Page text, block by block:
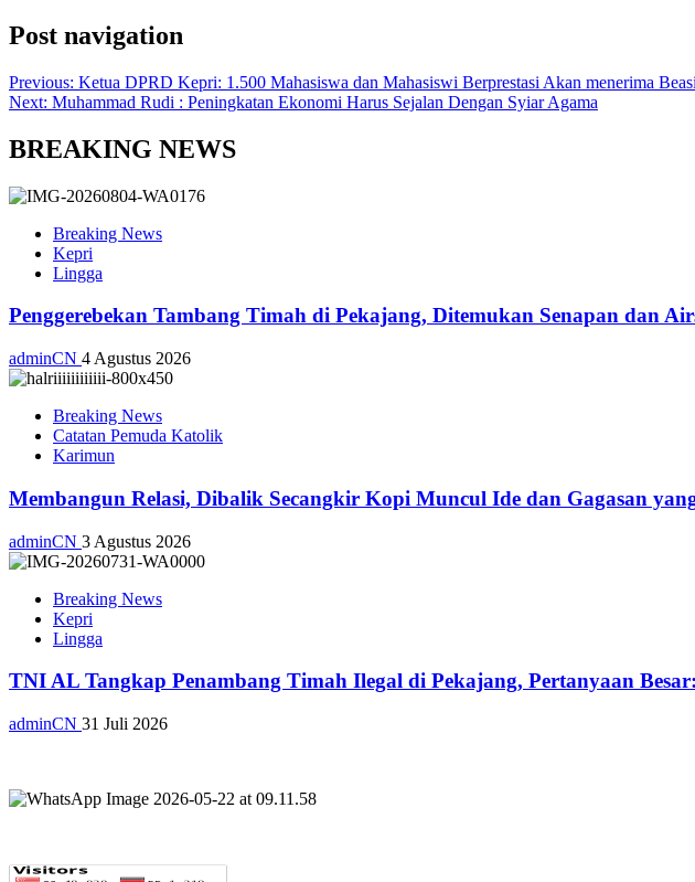
Post navigation
Previous: Ketua DPRD Kepri: 1.500 Mahasiswa dan Mahasiswi Berprestasi Akan menerima
Next: Muhammad Rudi : Peningkatan Ekonomi Harus Sejalan Dengan Syiar Agama
BREAKING NEWS
Breaking News
Kepri
Lingga
Penggerebekan Tambang Timah di Pekajang, Ditemukan Senapan dan
adminCN 4 Agustus 2026
Breaking News
Catatan Pemuda Katolik
Karimun
Membangun Relasi, Dibalik Secangkir Kopi Muncul Ide dan Gagasan
adminCN 3 Agustus 2026
Breaking News
Kepri
Lingga
TNI AL Tangkap Penambang Timah Ilegal di Pekajang, Pertanyaan
adminCN 31 Juli 2026